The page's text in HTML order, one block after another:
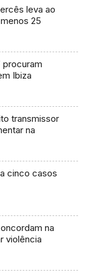
leva ao
25
procuram
Ibiza
transmissor
na
cinco casos
na
violência